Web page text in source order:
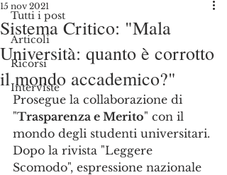
Tutti i post
Articoli
Ricorsi
Interviste
Sistema Critico: "Mala
Università: quanto è corrotto
il mondo accademico?"
15 nov 2021
Prosegue la collaborazione di
"Trasparenza e Merito" con il
mondo degli studenti universitari.
Dopo la rivista "Leggere
Scomodo", espressione nazionale